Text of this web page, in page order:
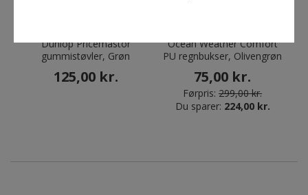
Dunlop Pricemastor
gummistøvler, Grøn
125,00 kr.
Ocean Weather Comfort
PU regnbukser, Olivengrøn
75,00 kr.
Førpris: 299,00 kr.
Du sparer: 224,00 kr.